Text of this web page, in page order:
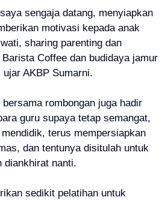
sengaja datang, menyiapkan
motivasi kepada anak
sharing parenting dan
Coffee dan budidaya jamur
AKBP Sumarni.
bersama rombongan juga hadir
guru supaya tetap semangat,
terus mempersiapkan
dan tentunya disitulah untuk
diankhirat nanti.
sedikit pelatihan untuk